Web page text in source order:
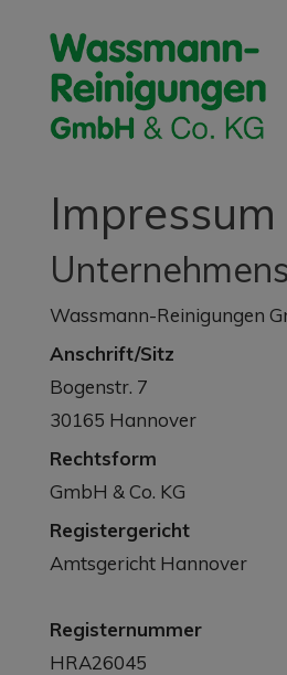
Impressum
Wassmann-Reinigungen
Anschrift/Sitz
Bogenstr. 7
30165 Hannover
Rechtsform
GmbH & Co. KG
Registergericht
Amtsgericht Hannover
Registernummer
HRA26045